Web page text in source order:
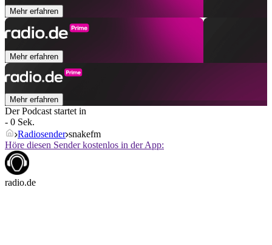
Mehr erfahren
Mehr erfahren
Mehr erfahren
Der Podcast startet in
- 0 Sek.
Radiosender snakefm
Höre diesen Sender kostenlos in der App:
radio.de